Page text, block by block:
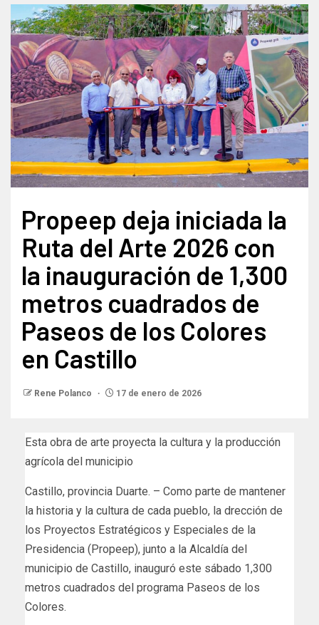
Propeep deja iniciada la
Ruta del Arte 2026 con
la inauguración de 1,300
metros cuadrados de
Paseos de los Colores
en Castillo
Rene Polanco 17 de enero de 2026
Esta obra de arte proyecta la cultura y la producción
agrícola del municipio
Castillo, provincia Duarte. – Como parte de mantener
la historia y la cultura de cada pueblo, la drección de
los Proyectos Estratégicos y Especiales de la
Presidencia (Propeep), junto a la Alcaldía del
municipio de Castillo, inauguró este sábado 1,300
metros cuadrados del programa Paseos de los
Colores.